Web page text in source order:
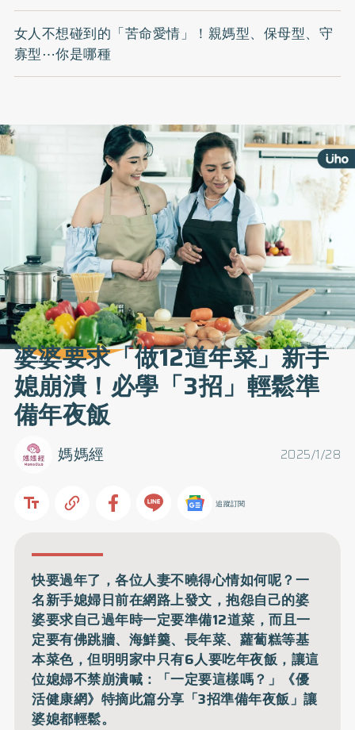
女人不想碰到的「苦命愛情」！親媽型、保母型、守
寡型⋯你是哪種
婆婆要求「做12道年菜」新手
媳崩潰！必學「3招」輕鬆準
備年夜飯
2025/1/28
媽媽經
追蹤訂閱
快要過年了，各位人妻不曉得心情如何呢？一
名新手媳婦日前在網路上發文，抱怨自己的婆
婆要求自己過年時一定要準備12道菜，而且一
定要有佛跳牆、海鮮羹、長年菜、蘿蔔糕等基
本菜色，但明明家中只有6人要吃年夜飯，讓這
位媳婦不禁崩潰喊：「一定要這樣嗎？」《優
活健康網》特摘此篇分享「3招準備年夜飯」讓
婆媳都輕鬆。